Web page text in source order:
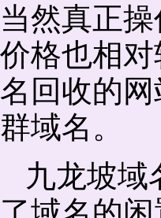
当然真正
价格也相
名回收的
群域名。
九龙坡域